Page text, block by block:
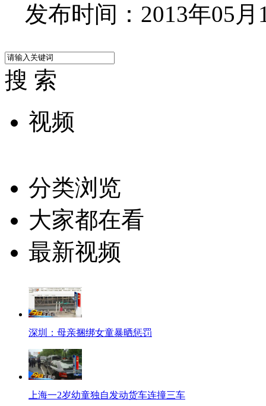
发布时间：2013年05月
搜 索
视频
分类浏览
大家都在看
最新视频
深圳：母亲捆绑女童暴晒惩罚
上海一2岁幼童独自发动货车连撞三车